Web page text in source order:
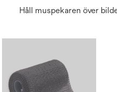
Håll muspekaren över